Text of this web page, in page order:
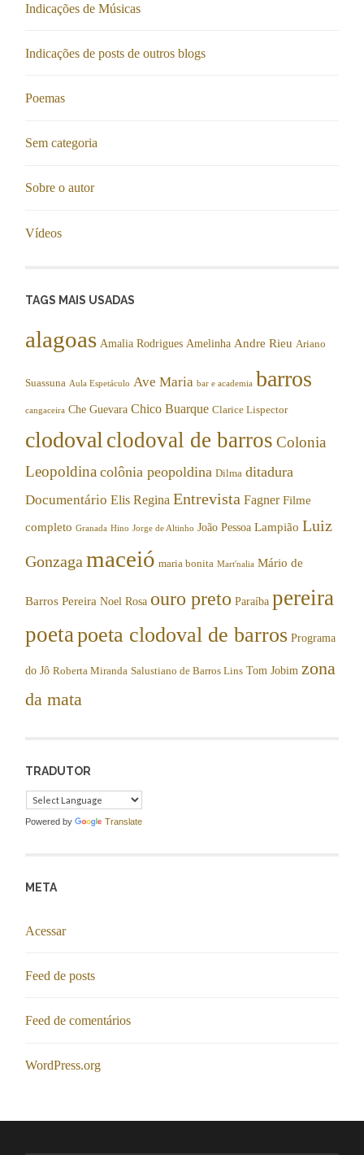
Indicações de Músicas
Indicações de posts de outros blogs
Poemas
Sem categoria
Sobre o autor
Vídeos
TAGS MAIS USADAS
alagoas Amalia Rodrigues Amelinha Andre Rieu Ariano
Suassuna Aula Espetáculo Ave Maria bar e academia barros
cangaceira Che Guevara Chico Buarque Clarice Lispector
clodoval clodoval de barros Colonia
Leopoldina colônia peopoldina Dilma ditadura
Documentário Elis Regina Entrevista Fagner Filme
completo Granada Hino Jorge de Altinho João Pessoa Lampião Luiz
Gonzaga maceió maria bonita Mart'nalia Mário de
Barros Pereira Noel Rosa ouro preto Paraíba pereira
poeta poeta clodoval de barros Programa
do Jô Roberta Miranda Salustiano de Barros Lins Tom Jobim zona
da mata
TRADUTOR
Powered by Translate
META
Acessar
Feed de posts
Feed de comentários
WordPress.org